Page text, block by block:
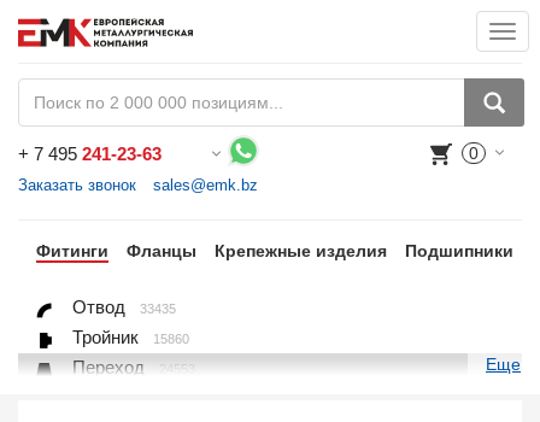
+ 7 495 241-23-63
Заказать звонок sales@emk.bz
0
Фитинги Фланцы Крепежные изделия Подшипники
Отвод 33435
Тройник 15860
Переход 24553 Еще